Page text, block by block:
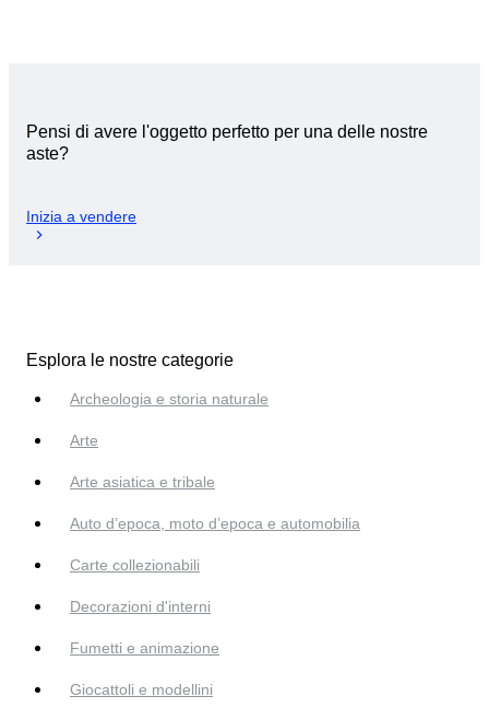
Pensi di avere l'oggetto perfetto per una delle nostre
aste?
Inizia a vendere
Esplora le nostre categorie
Archeologia e storia naturale
Arte
Arte asiatica e tribale
Auto d’epoca, moto d’epoca e automobilia
Carte collezionabili
Decorazioni d'interni
Fumetti e animazione
Giocattoli e modellini